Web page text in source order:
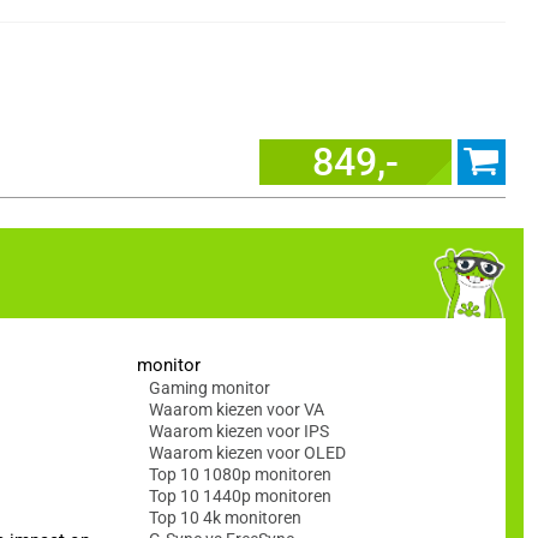
849,-
monitor
Gaming monitor
Waarom kiezen voor VA
Waarom kiezen voor IPS
Waarom kiezen voor OLED
Top 10 1080p monitoren
Top 10 1440p monitoren
Top 10 4k monitoren